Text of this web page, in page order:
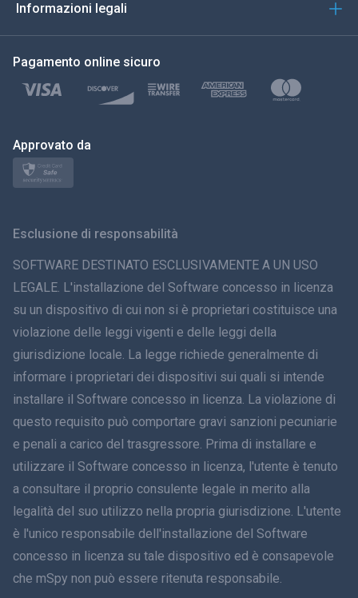
Türkçe
Polski
日本
ภาษาไทย
Dansk
हिंदी
עברית
Română
Ελληνικά
Informazioni legali
Pagamento online sicuro
Approvato da
Esclusione di responsabilità
SOFTWARE DESTINATO ESCLUSIVAMENTE A UN USO
LEGALE. L'installazione del Software concesso in licenza
su un dispositivo di cui non si è proprietari costituisce una
violazione delle leggi vigenti e delle leggi della
giurisdizione locale. La legge richiede generalmente di
informare i proprietari dei dispositivi sui quali si intende
installare il Software concesso in licenza. La violazione di
questo requisito può comportare gravi sanzioni pecuniarie
e penali a carico del trasgressore. Prima di installare e
utilizzare il Software concesso in licenza, l'utente è tenuto
a consultare il proprio consulente legale in merito alla
legalità del suo utilizzo nella propria giurisdizione. L'utente
è l'unico responsabile dell'installazione del Software
concesso in licenza su tale dispositivo ed è consapevole
che mSpy non può essere ritenuta responsabile.